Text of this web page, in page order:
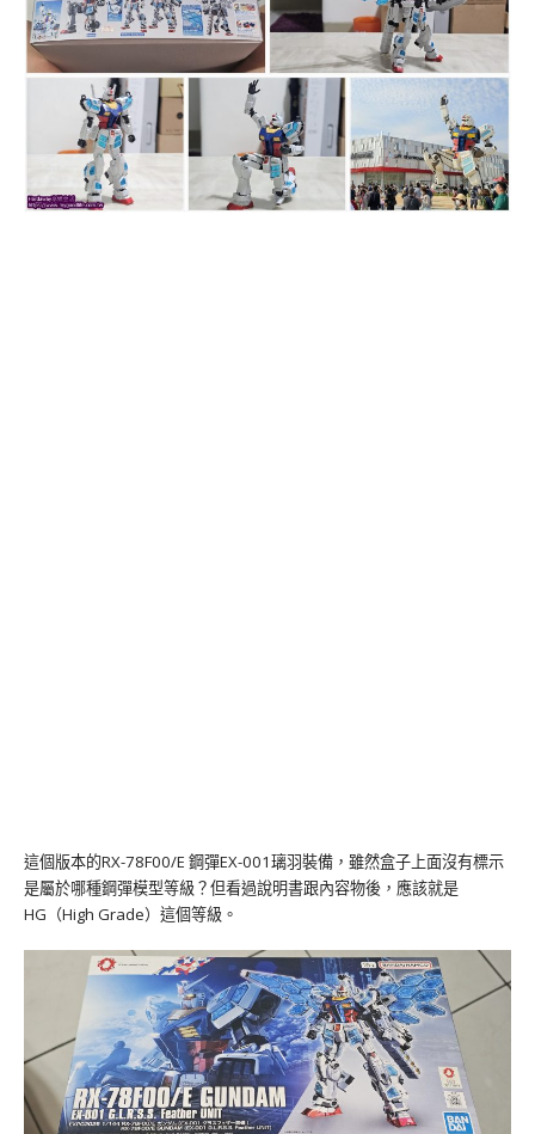
這個版本的RX-78F00/E 鋼彈EX-001璃羽裝備，雖然盒子上面沒有標示
是屬於哪種鋼彈模型等級？但看過說明書跟內容物後，應該就是
HG（High Grade）這個等級。